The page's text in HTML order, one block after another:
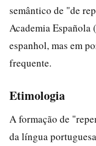
semântico de "de
Academia Española
espanhol, mas em
frequente.
Etimologia
A formação de
da língua